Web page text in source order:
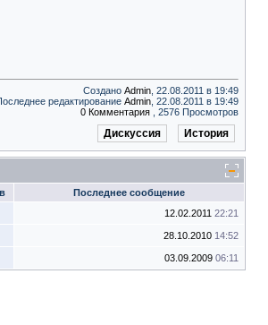
Создано Admin , 22.08.2011 в 19:49
редактирование Admin , 22.08.2011 в 19:49
0 Комментария , 2576 Просмотров
Дискуссия История
Последнее сообщение
12.02.2011 22:21
28.10.2010 14:52
03.09.2009 06:11